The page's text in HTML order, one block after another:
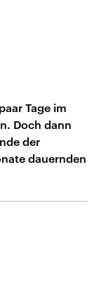
Tage im
Doch dann
der
dauernden